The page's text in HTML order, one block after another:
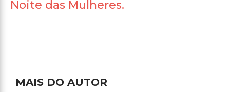
Noite das Mulheres.
MAIS DO AUTOR